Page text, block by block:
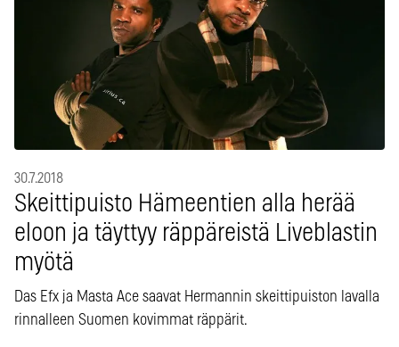
30.7.2018
Skeittipuisto Hämeentien alla herää
eloon ja täyttyy räppäreistä Liveblastin
myötä
Das Efx ja Masta Ace saavat Hermannin skeittipuiston lavalla
rinnalleen Suomen kovimmat räppärit.